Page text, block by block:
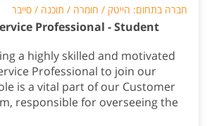
חברה בתחום: הייטק / חומרה / תוכנה / סייבר
Professional - Student
a highly skilled and motivated
Professional to join our
is a vital part of our Customer
responsible for overseeing the